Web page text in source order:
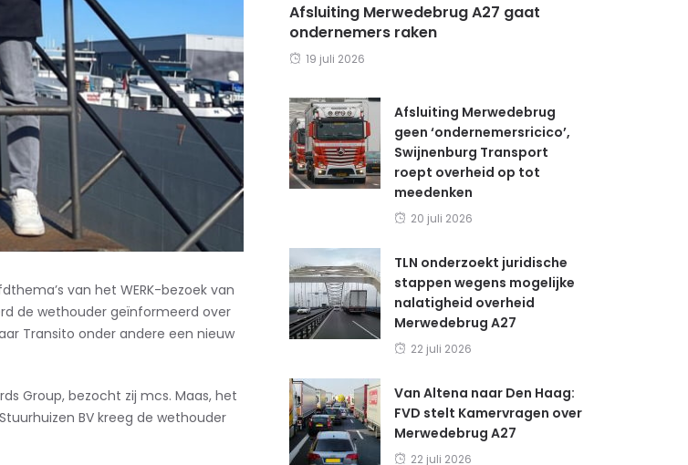
van het WERK-bezoek van
de wethouder geïnformeerd over
Transito onder andere een nieuw
Group, bezocht zij mcs. Maas, het
BV kreeg de wethouder
Afsluiting Merwedebrug A27 gaat
ondernemers raken
19 juli 2026
Afsluiting Merwedebrug
geen ‘ondernemersricico’,
Swijnenburg Transport
roept overheid op tot
meedenken
20 juli 2026
TLN onderzoekt juridische
stappen wegens mogelijke
nalatigheid overheid
Merwedebrug A27
22 juli 2026
Van Altena naar Den Haag:
FVD stelt Kamervragen over
Merwedebrug A27
22 juli 2026